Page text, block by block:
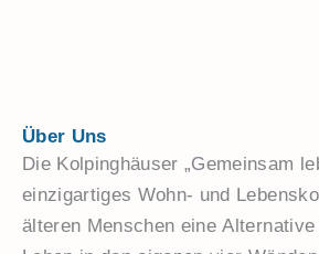
Über Uns
Die Kolpinghäuser „Gemeinsam
einzigartiges Wohn- und
älteren Menschen eine